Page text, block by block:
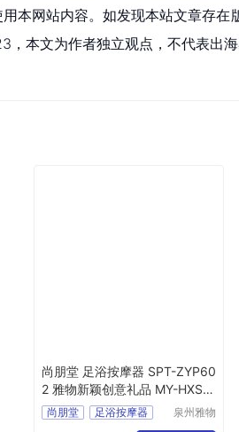
本网站内容。如发现本站文章存
本文为作者独立观点，不代表出海
尚朋堂 足浴按摩器 SPT-ZYP60
2 雅物新颖创意礼品 MY-HXSY-
(T)-324
尚朋堂
足浴按摩器
泉州雅物